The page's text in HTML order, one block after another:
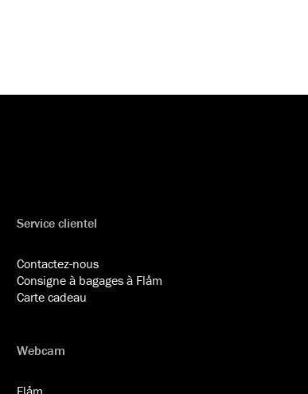
Service clientel
Contactez-nous
Consigne à bagages à Flåm
Carte cadeau
Webcam
Flåm